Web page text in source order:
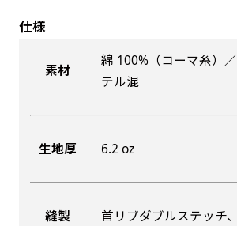
仕様
素材
綿 100%（コーマ糸）
テル混
生地厚 6.2 oz
縫製 首リブダブルステッチ
吊り下げ旗(30x42)
掛け軸のように吊り下げ式にしま
際の装飾などにとてもお役立ち！
吊り下げ旗(42x30)
掛け軸のように吊り下げ式にしま
際の装飾などにとてもお役立ち！